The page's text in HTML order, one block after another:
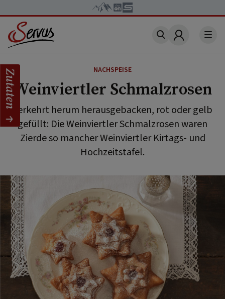
Account
NACHSPEISE
Weinviertler Schmalzrosen
Verkehrt herum herausgebacken, rot oder gelb
gefüllt: Die Weinviertler Schmalzrosen waren
Zierde so mancher Weinviertler Kirtags- und
Hochzeitstafel.
Zutaten